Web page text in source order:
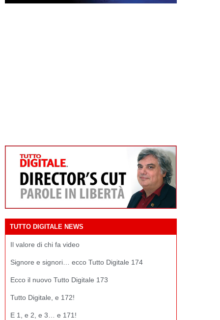
TUTTO DIGITALE NEWS
Il valore di chi fa video
Signore e signori… ecco Tutto Digitale 174
Ecco il nuovo Tutto Digitale 173
Tutto Digitale, e 172!
E 1, e 2, e 3… e 171!